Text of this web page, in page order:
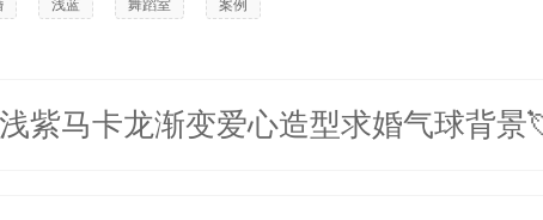
浅蓝 舞蹈室 案例
紫马卡龙渐变爱心造型求婚气球背景